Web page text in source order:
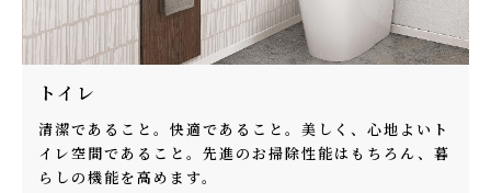
トイレ
清潔であること。快適であること。美しく、心地よいト
イレ空間であること。先進のお掃除性能はもちろん、暮
らしの機能を高めます。